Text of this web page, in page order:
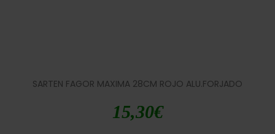
SARTEN FAGOR MAXIMA 28CM ROJO ALU.FORJADO
15,30€